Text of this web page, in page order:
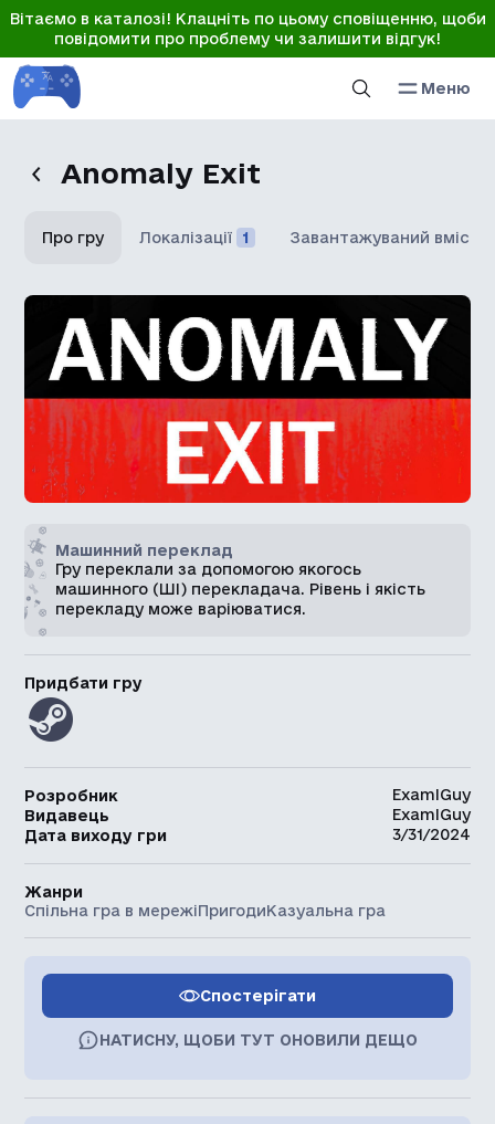
Вітаємо в каталозі! Клацніть по цьому сповіщенню, щоби
повідомити про проблему чи залишити відгук!
Меню
Anomaly Exit
Про гру Локалізації 1 Завантажуваний вміст
Машинний переклад
Гру переклали за допомогою якогось
машинного (ШІ) перекладача. Рівень і якість
перекладу може варіюватися.
Придбати гру
Розробник
ExamlGuy
Видавець
ExamlGuy
Дата виходу гри
3/31/2024
Жанри
Спільна гра в мережіПригодиКазуальна гра
Спостерігати
НАТИСНУ, ЩОБИ ТУТ ОНОВИЛИ ДЕЩО